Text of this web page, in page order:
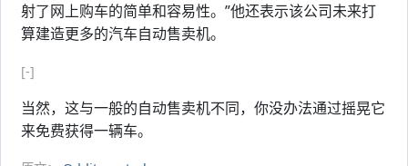
射了网上购车的简单和容易性。”他还表示该公司未来打
算建造更多的汽车自动售卖机。
[-]
当然，这与一般的自动售卖机不同，你没办法通过摇晃它
来免费获得一辆车。